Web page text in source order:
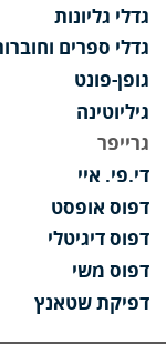
גדלי גליונות
גדלי ספרים
גופן-פונט
גיליוטינה
גרייפר
די.פי. איי
דפוס אופסט
דפוס דיגיטלי
דפוס משי
דפיקת שטאנץ